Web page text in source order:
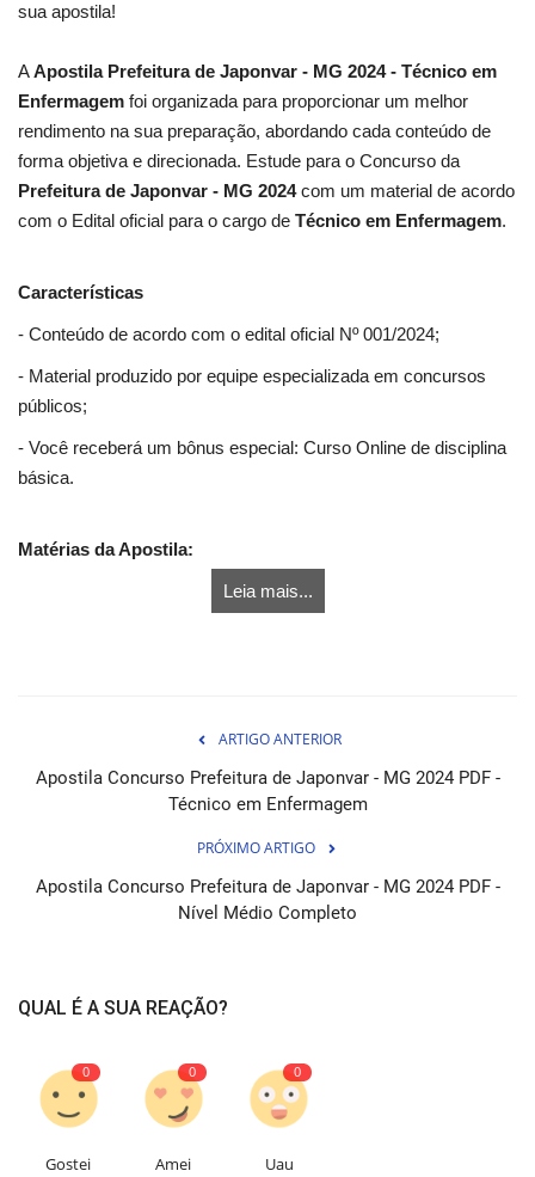
sua apostila!
AApostila Prefeitura de Japonvar - MG 2024 - Técnico em
Enfermagem foi organizada para proporcionar um melhor
rendimento na sua preparação, abordando cada conteúdo de
forma objetiva e direcionada. Estude para o Concurso da
Prefeitura de Japonvar - MG 2024com um material de acordo
com o Edital oficial para o cargo de Técnico em Enfermagem.
Características
- Conteúdo de acordo com o edital oficial Nº 001/2024;
- Material produzido por equipe especializada em concursos
públicos;
- Você receberá um bônus especial: Curso Online de disciplina
básica.
Matérias da Apostila:
Leia mais...
ARTIGO ANTERIOR
Apostila Concurso Prefeitura de Japonvar - MG 2024 PDF -
Técnico em Enfermagem
PRÓXIMO ARTIGO
Apostila Concurso Prefeitura de Japonvar - MG 2024 PDF -
Nível Médio Completo
QUAL É A SUA REAÇÃO?
0
Gostei
0
Amei
0
Uau